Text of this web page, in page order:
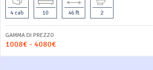
4 cab 10 46 ft 2
GAMMA DI PREZZO
1008€ - 4080€